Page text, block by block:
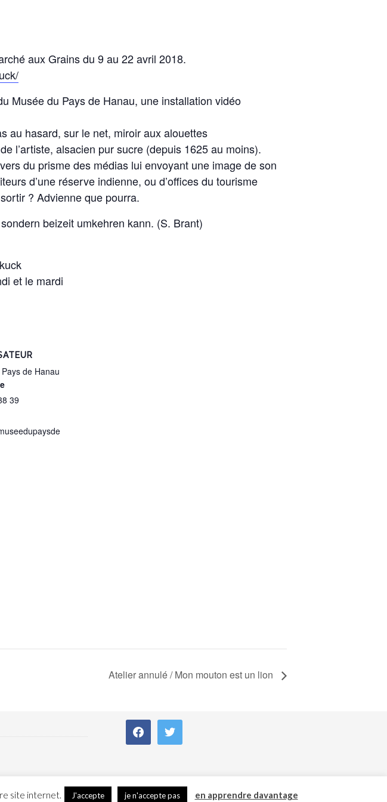
aux Grains du 9 au 22 avril 2018.
Musée du Pays de Hanau, une installation vidéo
au hasard, sur le net, miroir aux alouettes
de l’artiste, alsacien pur sucre (depuis 1625 au moins).
du prisme des médias lui envoyant une image de son
d’une réserve indienne, ou d’offices du tourisme
? Advienne que pourra.
beizeit umkehren kann. (S. Brant)
et le mardi
de Hanau
39
Atelier annulé / Mon mouton est un lion
FEST-Mentions légales & crédits photos
site internet. J'accepte je n'accepte pas en apprendre davantage